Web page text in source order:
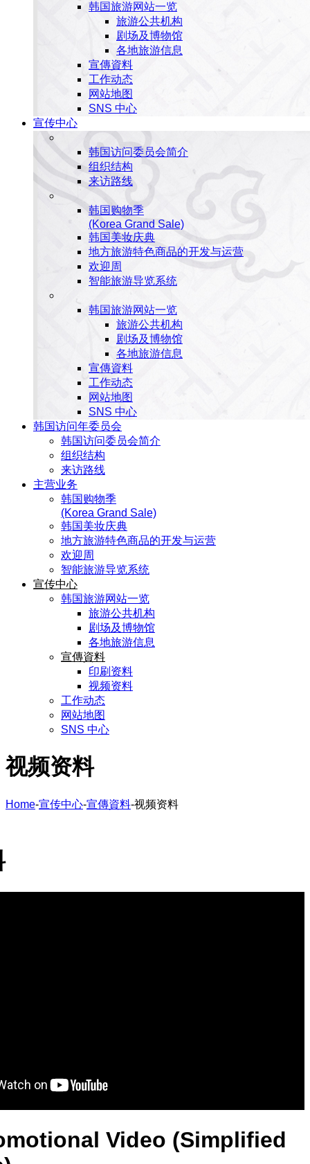
韩国旅游网站一览
旅游公共机构
剧场及博物馆
各地旅游信息
宣傳資料
工作动态
网站地图
SNS 中心
宣传中心
韩国访问委员会简介
组织结构
来访路线
韩国购物季
(Korea Grand Sale)
韩国美妆庆典
地方旅游特色商品的开发与运营
欢迎周
智能旅游导览系统
韩国旅游网站一览
旅游公共机构
剧场及博物馆
各地旅游信息
宣傳資料
工作动态
网站地图
SNS 中心
韩国访问年委员会
韩国访问委员会简介
组织结构
来访路线
主营业务
韩国购物季
(Korea Grand Sale)
韩国美妆庆典
地方旅游特色商品的开发与运营
欢迎周
智能旅游导览系统
宣传中心
韩国旅游网站一览
旅游公共机构
剧场及博物馆
各地旅游信息
宣傳資料
印刷资料
视频资料
工作动态
网站地图
SNS 中心
视频资料
Home-宣传中心-宣傳資料-视频资料
Video (Simplified